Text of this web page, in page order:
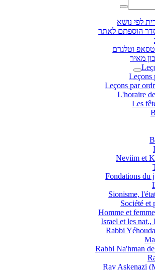
לפי נושא
הוספתם לאתר
וטלגרם
מאיר
Leçons
L'horaire
Les
Neviim et
Fondations du
Sionisme,
Société et
Homme et
Israel et les nat.,
Rabbi
Rabbi Na'hman